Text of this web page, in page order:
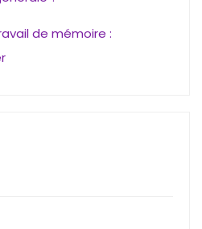
de mémoire :